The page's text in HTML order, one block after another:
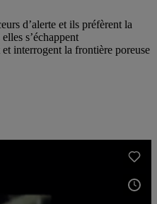
d’alerte et ils préfèrent la
s’échappent
interrogent la frontière poreuse
et pour prendre le pouls
milieu des arts visuels. Grâce
dans sa ville et dans son
international, en
millions de visiteurs.